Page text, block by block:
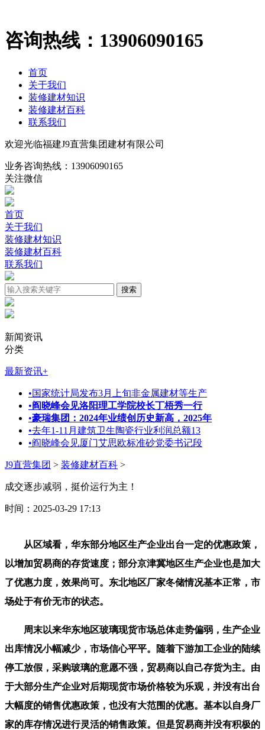
咨询热线： 13906090165
首页
关于我们
装修建材知识
装修建材百科
联系我们
欢迎光临福建J9直营集团建材有限公司
业务咨询热线： 13906090165
关注微信
首页
关于我们
装修建材知识
装修建材百科
联系我们
新闻资讯
分类
最新资讯+
•国家统计局发布3月上旬非金属建材等生产
•阎晓峰会见洛阳理工学院校长丁梧秀一行
•豪瑞集团：2024年业绩创历史新高，2025年
•去年1-11月建筑卫生陶瓷行业利润总额13
•阎晓峰会见厦门艾思欧标准砂党委书记段
J9直营集团 > 装修建材百科 >
成交逐步减弱，挺价运行为主！
时间：2025-03-29 17:13
从区域看，华东部分地区生产企业出台一定的优惠政策，
以增加贸易商的存货速度；部分京津冀地区生产企业也是加大
了优惠力度，效果尚可。东北地区厂家冬储情况基本正常，市
场处于有价无市的状态。
周末以来华东地区玻璃现货市场总体走势偏弱，生产企业
出库情况小幅减少，市场信心平平。随着下游加工企业的陆续
停工放假，采购玻璃的意愿不强，贸易商以自己存货为主。由
于大部分生产企业对后期现货市场价格较为乐观，并没有出台
大幅度的销售优惠政策，也没有大范围的优惠。基本以自身厂
家的库存情况进行灵活的销售政策。但是贸易商并没有积极的